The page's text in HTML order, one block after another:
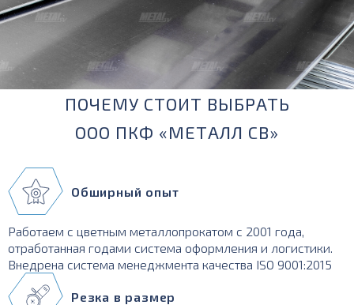
ПОЧЕМУ СТОИТ ВЫБРАТЬ
ООО ПКФ «МЕТАЛЛ СВ»
Обширный опыт
Работаем с цветным металлопрокатом с 2001 года,
отработанная годами система оформления и логистики.
Внедрена система менеджмента качества ISO 9001:2015
Резка в размер